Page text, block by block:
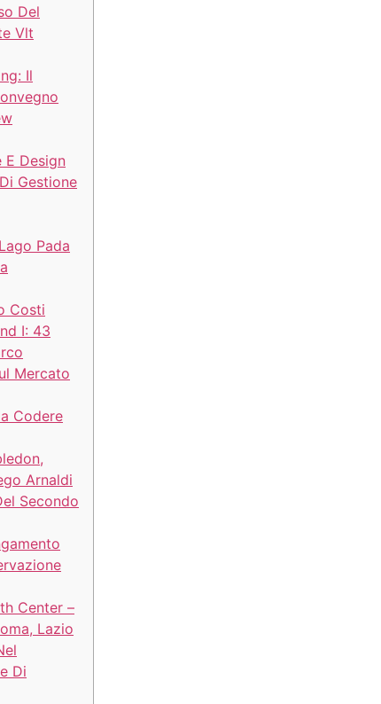
Del
Vlt
Il
E Design
Gestione
Pada
Costi
I: 43
Mercato
Codere
Arnaldi
Secondo
Center –
Lazio
Di